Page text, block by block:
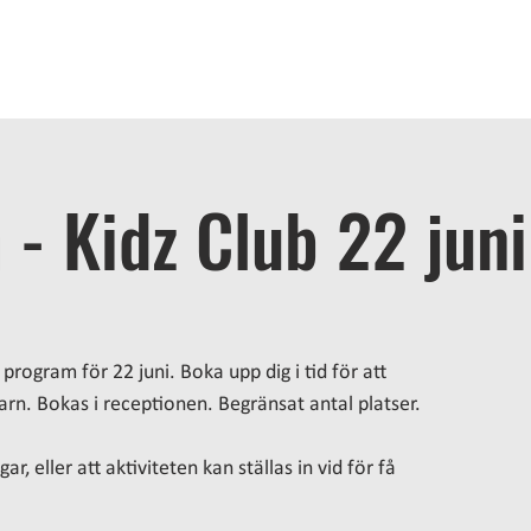
Kidz Club 22 juni
program för 22 juni. Boka upp dig i tid för att
Bokas i receptionen. Begränsat antal platser.
eller att aktiviteten kan ställas in vid för få